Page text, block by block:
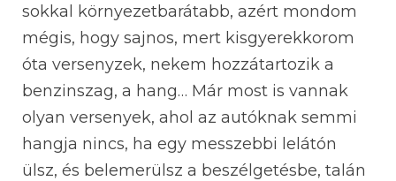
sokkal környezetbarátabb, azért mondom
mégis, hogy sajnos, mert kisgyerekkorom
óta versenyzek, nekem hozzátartozik a
benzinszag, a hang… Már most is vannak
olyan versenyek, ahol az autóknak semmi
hangja nincs, ha egy messzebbi lelátón
ülsz, és belemerülsz a beszélgetésbe, talán